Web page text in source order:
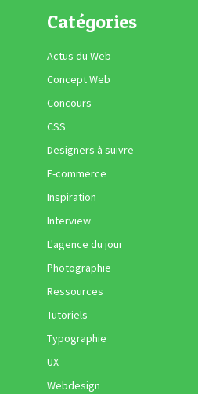
Catégories
Actus du Web
Concept Web
Concours
CSS
Designers à suivre
E-commerce
Inspiration
Interview
L'agence du jour
Photographie
Ressources
Tutoriels
Typographie
UX
Webdesign